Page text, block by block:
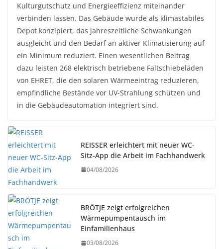
Kulturgutschutz und Energieeffizienz miteinander
verbinden lassen. Das Gebäude wurde als klimastabiles
Depot konzipiert, das jahreszeitliche Schwankungen
ausgleicht und den Bedarf an aktiver Klimatisierung auf
ein Minimum reduziert. Einen wesentlichen Beitrag
dazu leisten 268 elektrisch betriebene Faltschiebeläden
von EHRET, die den solaren Wärmeeintrag reduzieren,
empfindliche Bestände vor UV-Strahlung schützen und
in die Gebäudeautomation integriert sind.
REISSER erleichtert mit neuer WC-
Sitz-App die Arbeit im Fachhandwerk
04/08/2026
BRÖTJE zeigt erfolgreichen
Wärmepumpentausch im
Einfamilienhaus
03/08/2026